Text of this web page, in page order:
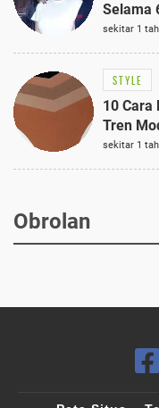
Selama
sekitar 1
STYLE
10 Cara
Tren
sekitar 1
Obrolan